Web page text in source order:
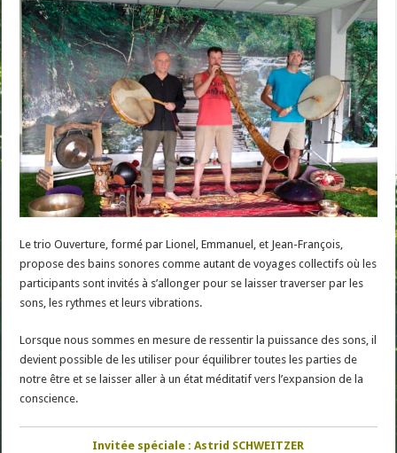
Le trio Ouverture, formé par Lionel, Emmanuel, et Jean-François,
propose des bains sonores comme autant de voyages collectifs où les
participants sont invités à s’allonger pour se laisser traverser par les
sons, les rythmes et leurs vibrations.
Lorsque nous sommes en mesure de ressentir la puissance des sons, il
devient possible de les utiliser pour équilibrer toutes les parties de
notre être et se laisser aller à un état méditatif vers l’expansion de la
conscience.
Invitée spéciale : Astrid SCHWEITZER